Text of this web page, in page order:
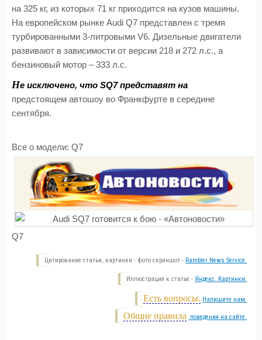
на 325 кг, из которых 71 кг приходится на кузов машины.
На европейском рынке Audi Q7 представлен с тремя
турбированными 3-литровыми V6. Дизельные двигатели
развивают в зависимости от версии 218 и 272 л.с., а
бензиновый мотор – 333 л.с.
Не исключено, что SQ7 представят на
предстоящем автошоу во Франкфурте в середине
сентября.
Все о модели: Q7
Q7
Цитирование статьи, картинки - фото скриншот - Rambler News Service.
Иллюстрация к статье - Яндекс. Картинки.
Есть вопросы. Напишите нам.
Общие правила поведения на сайте.